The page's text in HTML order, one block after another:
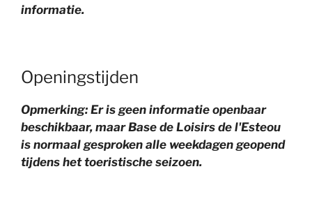
informatie.
Openingstijden
Opmerking: Er is geen informatie openbaar
beschikbaar, maar Base de Loisirs de l'Esteou
is normaal gesproken alle weekdagen geopend
tijdens het toeristische seizoen.